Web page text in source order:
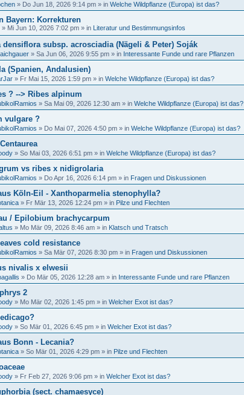
» Do Jun 18, 2026 9:14 pm » in Welche Wildpflanze (Europa) ist das?
Bayern: Korrekturen
» Mi Jun 10, 2026 7:02 pm » in Literatur und Bestimmungsinfos
densiflora subsp. acrosciadia (Nägeli & Peter) Soják
» Sa Jun 06, 2026 9:55 pm » in Interessante Funde und rare Pflanzen
(Spanien, Andalusien)
» Fr Mai 15, 2026 1:59 pm » in Welche Wildpflanze (Europa) ist das?
? --> Ribes alpinum
» Sa Mai 09, 2026 12:30 am » in Welche Wildpflanze (Europa) ist das?
vulgare ?
» Do Mai 07, 2026 4:50 pm » in Welche Wildpflanze (Europa) ist das?
» So Mai 03, 2026 6:51 pm » in Welche Wildpflanze (Europa) ist das?
vs ribes x nidigrolaria
» Do Apr 16, 2026 6:14 pm » in Fragen und Diskussionen
Köln-Eil - Xanthoparmelia stenophylla?
» Fr Mär 13, 2026 12:24 pm » in Pilze und Flechten
/ Epilobium brachycarpum
» Mo Mär 09, 2026 8:46 am » in Klatsch und Tratsch
cold resistance
» Sa Mär 07, 2026 8:30 pm » in Fragen und Diskussionen
nivalis x elwesii
» Do Mär 05, 2026 12:28 am » in Interessante Funde und rare Pflanzen
2
» Mo Mär 02, 2026 1:45 pm » in Welcher Exot ist das?
» So Mär 01, 2026 6:45 pm » in Welcher Exot ist das?
Bonn - Lecania?
» So Mär 01, 2026 4:29 pm » in Pilze und Flechten
» Fr Feb 27, 2026 9:06 pm » in Welcher Exot ist das?
(sect. chamaesyce)